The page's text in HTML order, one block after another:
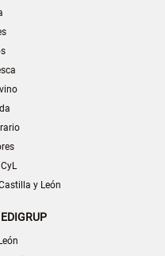
y León